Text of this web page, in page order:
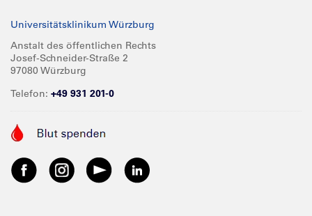
Forschung
Karriere
Glossar
Spenden
Anreise
Compliance
Impressum
Barrierefreiheit
Universitätsklinikum Würzburg
Anstalt des öffentlichen Rechts
Josef-Schneider-Straße 2
97080 Würzburg
Telefon: +49 931 201-0